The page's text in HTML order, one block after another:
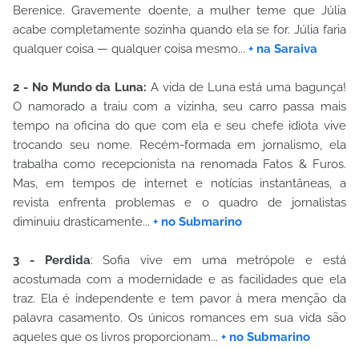
Berenice. Gravemente doente, a mulher teme que Júlia
acabe completamente sozinha quando ela se for. Júlia faria
qualquer coisa — qualquer coisa mesmo... + na Saraiva
2 - No Mundo da Luna: A vida de Luna está uma bagunça!
O namorado a traiu com a vizinha, seu carro passa mais
tempo na oficina do que com ela e seu chefe idiota vive
trocando seu nome. Recém-formada em jornalismo, ela
trabalha como recepcionista na renomada Fatos & Furos.
Mas, em tempos de internet e notícias instantâneas, a
revista enfrenta problemas e o quadro de jornalistas
diminuiu drasticamente... + no Submarino
3 - Perdida: Sofia vive em uma metrópole e está
acostumada com a modernidade e as facilidades que ela
traz. Ela é independente e tem pavor à mera menção da
palavra casamento. Os únicos romances em sua vida são
aqueles que os livros proporcionam... + no Submarino